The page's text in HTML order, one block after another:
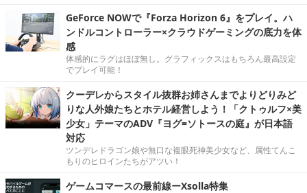
GeForce NOWで『Forza Horizon 6』をプレイ。ハ
ンドルコントローラー×クラウドゲーミングの底力を体
感
体感的にラグはほぼ無し。グラフィックスはもちろん最高設定
でプレイ可能！
クーデレからスタイル抜群お姉さんまでよりどりみど
りな人外娘たちとホテル経営しよう！「クトゥルフ×美
少女」テーマのADV『ヨグ=ソトースの庭』が日本語
対応
ツンデレドラゴン娘や無口な複眼死神美少女など、属性てんこ
もりのヒロインたちがアツい！
ゲームコマースの最前線ーXsolla特集